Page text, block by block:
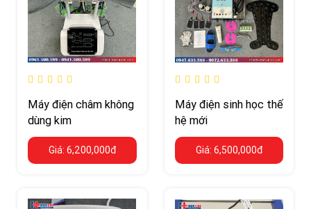
Máy điện châm không
dùng kim
Giá: 6,200,000đ
Máy điện sinh học thế
hệ mới
Giá: 6,500,000đ